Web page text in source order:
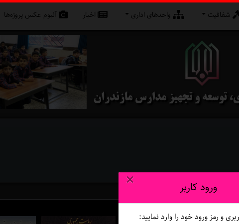
شفافیت واحدهای اداری اخبار آلبوم عکس پروژه‌ها
ورود کاربر ×
و رمز ورود خود را وارد نمایید: